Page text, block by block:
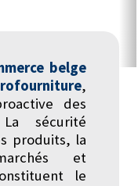
belge
,
des
sécurité
produits, la
et
le